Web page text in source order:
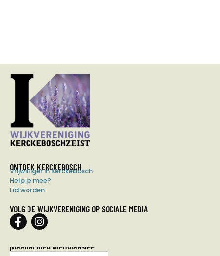
ONTDEK KERCKEBOSCH
Vrijwilliger in Kerckebosch
Help je mee?
Lid worden
VOLG DE WIJKVERENIGING OP SOCIALE MEDIA
INSCHRIJVEN NIEUWSBRIEF